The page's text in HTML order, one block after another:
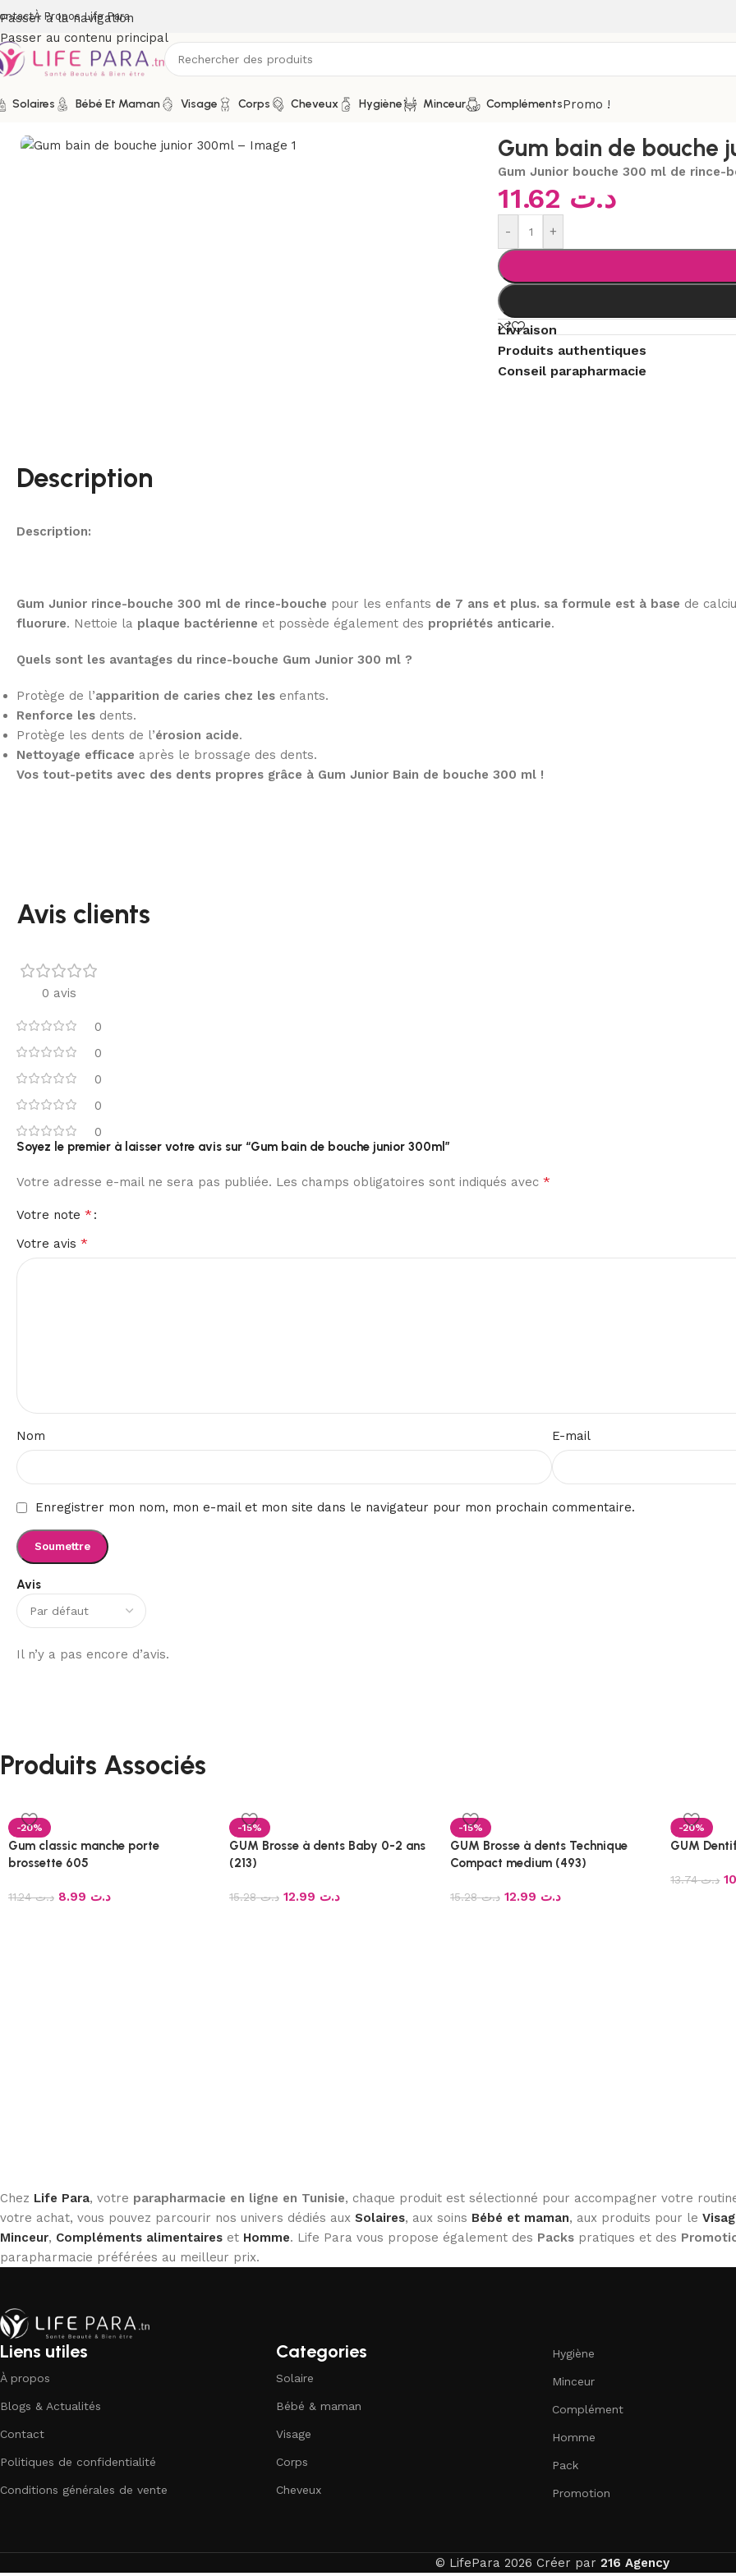
Passer à la navigation
Passer au contenu principal
À Propos Life Para
Solaires Bébé Et Maman Visage Corps Cheveux Hygiène Minceur ComplémentsPromo !
/Boutique / Soins buccodentaires Bain de bouche et solution gingivale
Gum bain de bouche
Gum Junior bouche 300 ml de rince-
د.ت
- +
Livraison
Produits authentiques
Conseil parapharmacie
Description
Description:
Gum Junior rince-bouche 300 ml de rince-bouche pour les enfants de 7 ans et plus. sa formule est à base de
fluorure. Nettoie la plaque bactérienne et possède également des propriétés anticarie.
Quels sont les avantages du rince-bouche Gum Junior 300 ml ?
Protège de l’apparition de caries chez les enfants.
Renforce les dents.
Protège les dents de l’érosion acide.
Nettoyage efficace après le brossage des dents.
Vos tout-petits avec des dents propres grâce à Gum Junior Bain de bouche 300 ml !
Avis clients
0 avis
0
0
0
0
0
Avis
Il n’y a pas encore d’avis.
Soyez le premier à laisser votre avis sur “Gum bain de bouche junior 300ml”
Votre adresse e-mail ne sera pas publiée. Les champs obligatoires sont indiqués avec *
Votre note *
Votre avis *
Nom E-mail
Enregistrer mon nom, mon e-mail et mon site dans le navigateur pour mon prochain commentaire.
Produits Associés
-20%
Gum classic manche porte
brossette 605
د.ت11.24 د.ت
-15%
GUM Brosse à dents Baby 0-2 ans
(213)
د.ت15.28 د.ت
-15%
GUM Brosse à dents Technique
Compact medium (493)
د.ت15.28 د.ت
-20%
GUM
د.ت13.74
Chez Life Para, votre parapharmacie en ligne en Tunisie, chaque produit est sélectionné pour accompagner votre
votre achat, vous pouvez parcourir nos univers dédiés aux Solaires, aux soins Bébé et maman, aux produits pour le
Minceur, Compléments alimentaires et Homme. Life Para vous propose également des Packs pratiques et des
parapharmacie préférées au meilleur prix.
Liens utiles
À propos
Blogs & Actualités
Contact
Politiques de confidentialité
Conditions générales de vente
Categories
Solaire
Bébé & maman
Visage
Corps
Cheveux
Hygiène
Minceur
Complément
Homme
Pack
Promotion
© LifePara 2026 Créer par 216 Agency